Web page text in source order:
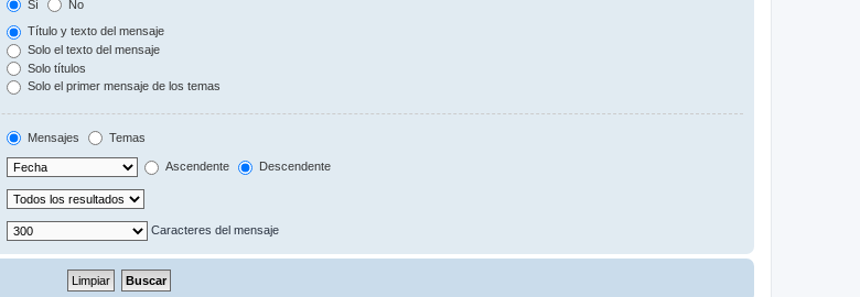
Sí No
Título y texto del mensaje
Solo el texto del mensaje
Solo títulos
Solo el primer mensaje de los temas
Mensajes Temas
Ascendente Descendente
Caracteres del mensaje